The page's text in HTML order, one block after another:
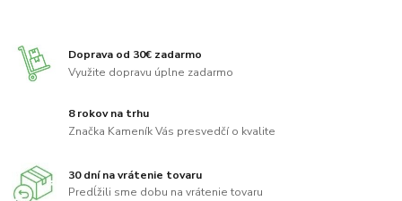
Doprava od 30€ zadarmo
Využite dopravu úplne zadarmo
8 rokov na trhu
Značka Kameník Vás presvedčí o kvalite
30 dní na vrátenie tovaru
Predĺžili sme dobu na vrátenie tovaru